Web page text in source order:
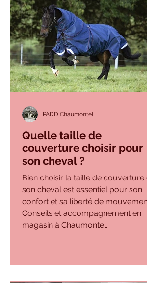
Quelle taille de
couverture choisir pour
son cheval ?
Bien choisir la taille de couverture de
son cheval est essentiel pour son
confort et sa liberté de mouvement.
Conseils et accompagnement en
magasin à Chaumontel.
PADD Chaumontel